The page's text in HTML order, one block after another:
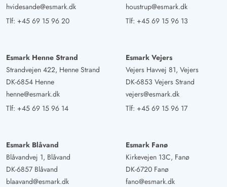
hvidesande@esmark.dk
Tlf: +45 69 15 96 20
houstrup@esmark.dk
Tlf: +45 69 15 96 13
Esmark Henne Strand
Strandvejen 422, Henne Strand
DK-6854 Henne
henne@esmark.dk
Tlf: +45 69 15 96 14
Esmark Vejers
Vejers Havvej 81, Vejers
DK-6853 Vejers Strand
vejers@esmark.dk
Tlf: +45 69 15 96 17
Esmark Blåvand
Blåvandvej 1, Blåvand
DK-6857 Blåvand
blaavand@esmark.dk
Esmark Fanø
Kirkevejen 13C, Fanø
DK-6720 Fanø
fano@esmark.dk